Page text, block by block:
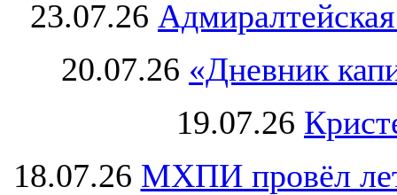
23.07.26
20.07.26 «Дневник
19.07.26
18.07.26 МХПИ провёл